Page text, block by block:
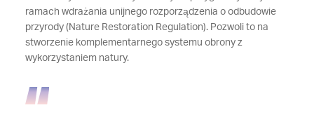
ramach wdrażania unijnego rozporządzenia o odbudowie
przyrody (Nature Restoration Regulation). Pozwoli to na
stworzenie komplementarnego systemu obrony z
wykorzystaniem natury.